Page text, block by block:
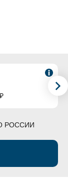
РОССИИ